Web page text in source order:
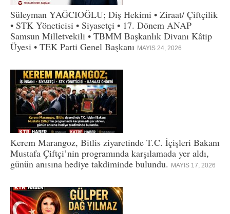
Süleyman YAĞCIOĞLU; Diş Hekimi • Ziraat/ Çiftçilik
• STK Yöneticisi • Siyasetçi • 17. Dönem ANAP
Samsun Milletvekili • TBMM Başkanlık Divanı Kâtip
Üyesi • TEK Parti Genel Başkanı MAYIS 24, 2026
Kerem Marangoz, Bitlis ziyaretinde T.C. İçişleri Bakanı
Mustafa Çiftçi’nin programında karşılamada yer aldı,
günün anısına hediye takdiminde bulundu.
MAYIS 17, 2026